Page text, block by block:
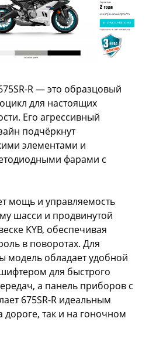
R — это образцовый
для настоящих
Его агрессивный
подчёркнут
элементами и
фарами с
мощь и управляемость
шасси и продвинутой
KYB, обеспечивая
в поворотах. Для
модель обладает удобной
для быстрого
а панель приборов с
675SR-R идеальным
дороге, так и на гоночном